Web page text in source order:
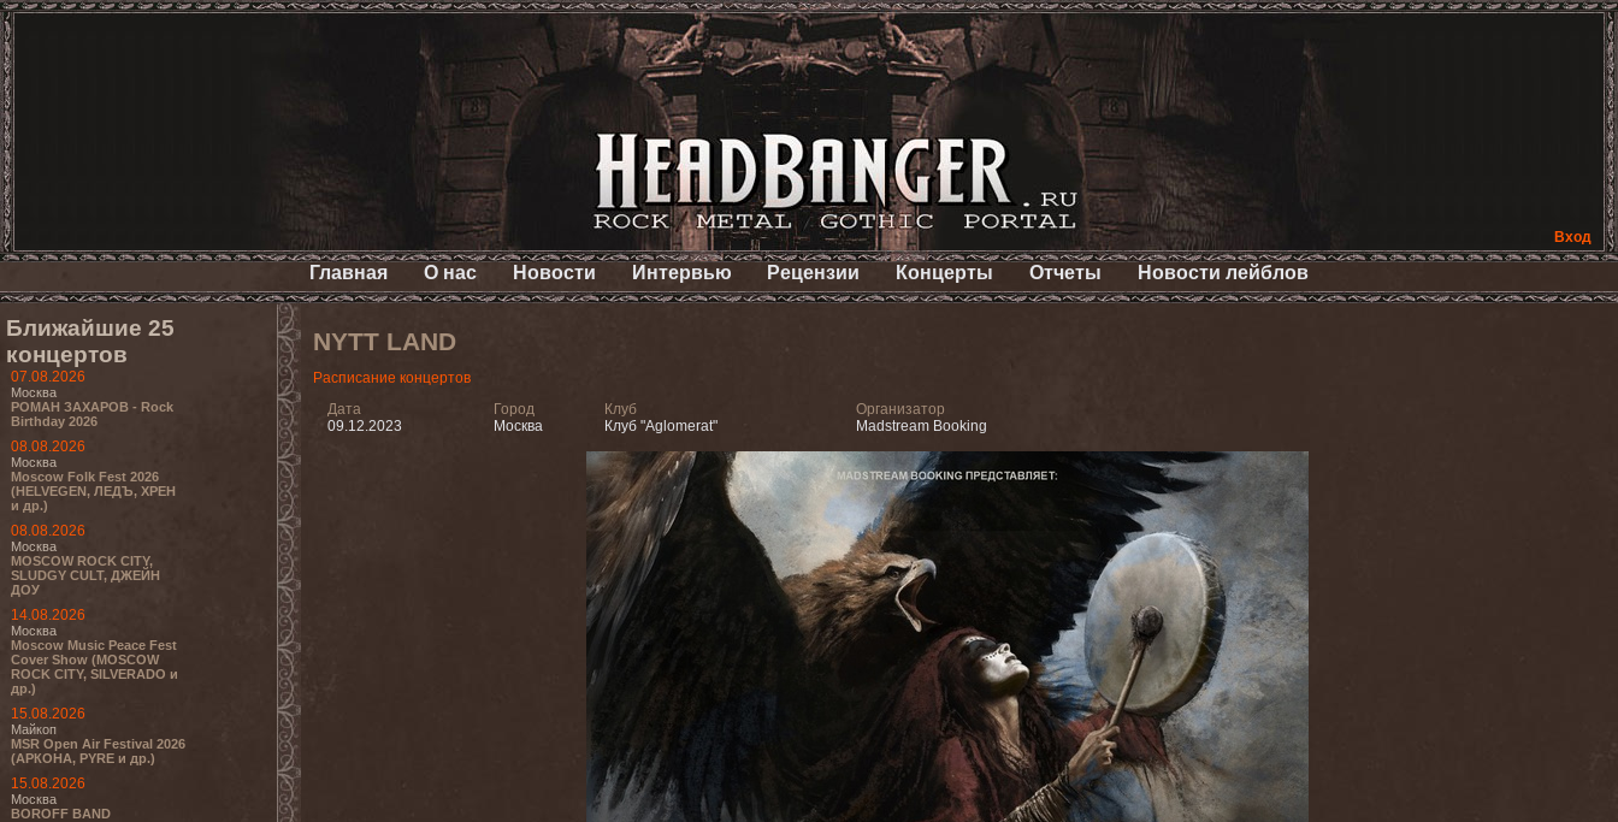
Вход
Главная О нас Новости Интервью Рецензии Концерты Отчеты Новости лейблов
Ближайшие 25
концертов
07.08.2026
Москва
РОМАН ЗАХАРОВ - Rock
Birthday 2026
08.08.2026
Москва
Moscow Folk Fest 2026
(HELVEGEN, ЛЕДЪ, ХРЕН
и др.)
08.08.2026
Москва
MOSCOW ROCK CITY,
SLUDGY CULT, ДЖЕЙН
ДОУ
14.08.2026
Москва
Moscow Music Peace Fest
Cover Show (MOSCOW
ROCK CITY, SILVERADO и
др.)
15.08.2026
Майкоп
MSR Open Air Festival 2026
(АРКОНА, PYRE и др.)
15.08.2026
Москва
BOROFF BAND
NYTT LAND
Расписание концертов
Дата
09.12.2023
Город
Москва
Клуб
Клуб "Aglomerat"
Организатор
Madstream Booking